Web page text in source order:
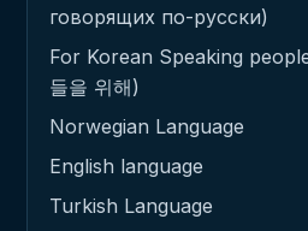
говорящих по-русски)
For Korean Speaking
들을 위해)
Norwegian Language
English language
Turkish Language